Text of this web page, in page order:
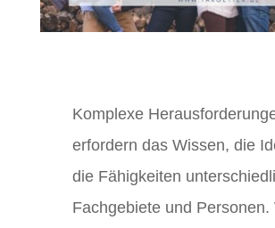
Komplexe
erfordern das Wissen, die
die Fähigkeiten
Fachgebiete und Personen.